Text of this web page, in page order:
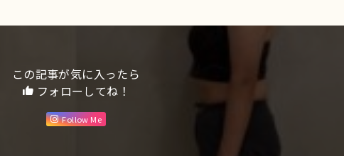
この記事が気に入ったら
フォローしてね！
Follow Me